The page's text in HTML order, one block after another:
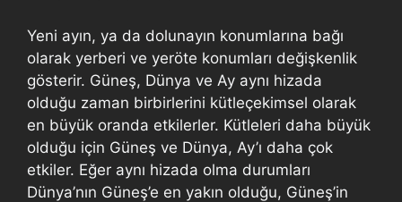
Yeni ayın, ya da dolunayın konumlarına bağı
olarak yerberi ve yeröte konumları değişkenlik
gösterir. Güneş, Dünya ve Ay aynı hizada
olduğu zaman birbirlerini kütleçekimsel olarak
en büyük oranda etkilerler. Kütleleri daha büyük
olduğu için Güneş ve Dünya, Ay’ı daha çok
etkiler. Eğer aynı hizada olma durumları
Dünya’nın Güneş’e en yakın olduğu, Güneş’in